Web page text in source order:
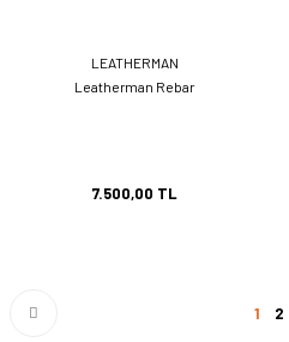
LEATHERMAN
Leatherman Rebar
7.500,00 TL
1 2